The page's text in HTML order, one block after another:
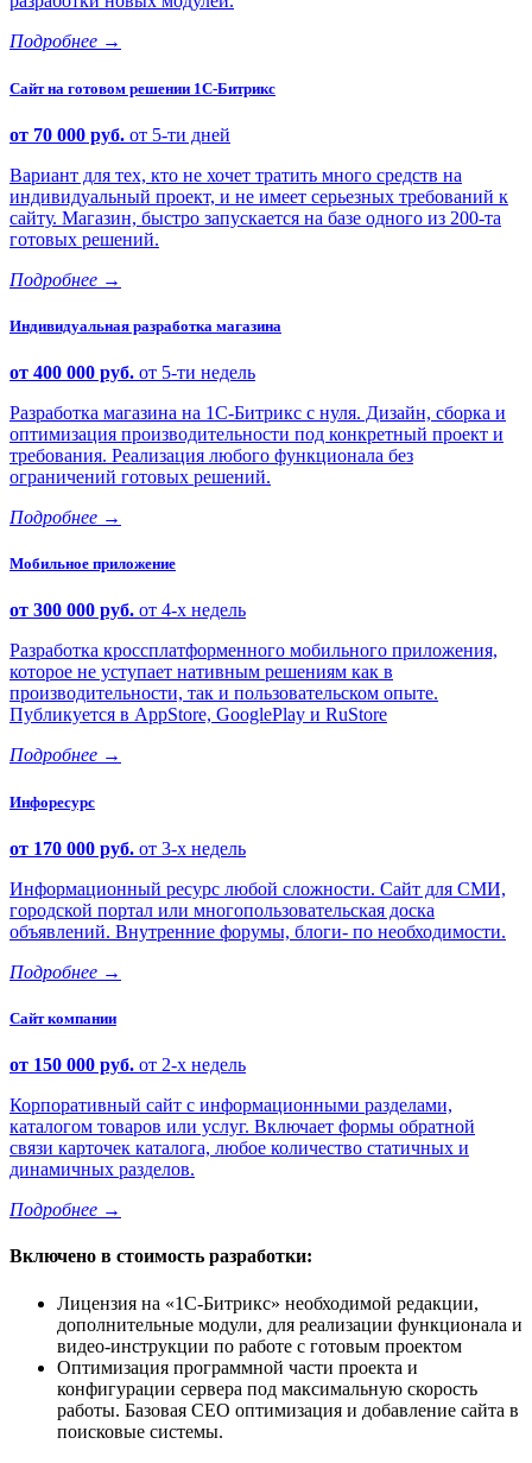
Подробнее →
Сайт на готовом решении 1С-Битрикс
от 70 000 руб. от 5-ти дней
Вариант для тех, кто не хочет тратить много средств на
индивидуальный проект, и не имеет серьезных требований к
сайту. Магазин, быстро запускается на базе одного из 200-та
готовых решений.
Подробнее →
Индивидуальная разработка магазина
от 400 000 руб. от 5-ти недель
Разработка магазина на 1С-Битрикс с нуля. Дизайн, сборка и
оптимизация производительности под конкретный проект и
требования. Реализация любого функционала без
ограничений готовых решений.
Подробнее →
Мобильное приложение
от 300 000 руб. от 4-х недель
Разработка кроссплатформенного мобильного приложения,
которое не уступает нативным решениям как в
производительности, так и пользовательском опыте.
Публикуется в AppStore, GooglePlay и RuStore
Подробнее →
Инфоресурс
от 170 000 руб. от 3-х недель
Информационный ресурс любой сложности. Сайт для СМИ,
городской портал или многопользовательская доска
объявлений. Внутренние форумы, блоги- по необходимости.
Подробнее →
Сайт компании
от 150 000 руб. от 2-х недель
Корпоративный сайт с информационными разделами,
каталогом товаров или услуг. Включает формы обратной
связи карточек каталога, любое количество статичных и
динамичных разделов.
Подробнее →
Включено в стоимость разработки:
Лицензия на 1С-Битрикс
необходимой редакции,
дополнительные модули, для реализации функционала и
видео-инструкции по работе с готовым проектом
Оптимизация программной части проекта и
конфигурации сервера под максимальную скорость
работы. Базовая СЕО оптимизация и добавление сайта в
поисковые системы.